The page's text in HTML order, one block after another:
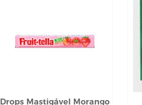
Drops Mastigável Morango